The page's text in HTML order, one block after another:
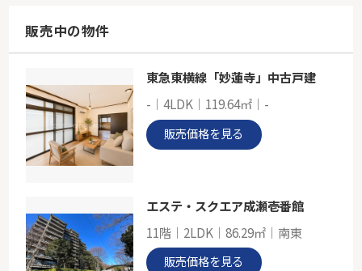
-
56.10㎡
販売中の物件
東急東横線「妙蓮寺」中古戸建
-｜4LDK｜119.64㎡｜-
販売価格を見る
エステ・スクエア成瀬壱番館
11階｜2LDK｜86.29㎡｜南東
販売価格を見る